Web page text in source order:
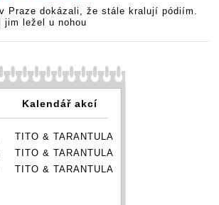
Praze dokázali, že stále kralují pódiím.
jim ležel u nohou
Kalendář akcí
TITO & TARANTULA
TITO & TARANTULA
TITO & TARANTULA